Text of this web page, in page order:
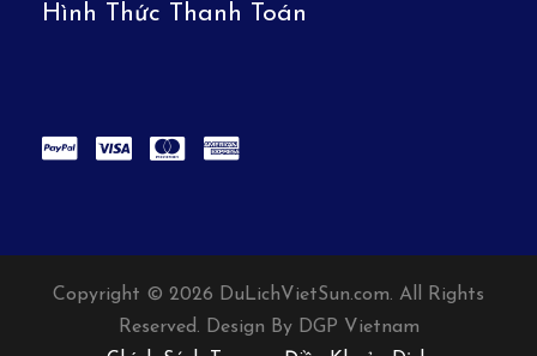
Hình Thức Thanh Toán
Copyright © 2026 DuLichVietSun.com. All Rights
Reserved. Design By DGP Vietnam